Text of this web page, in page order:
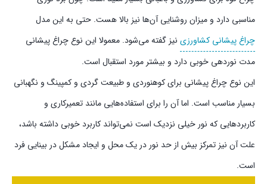
مناسبی دارد و میزان روشنایی آن‌ها نیز بالا هست. حتی به این مدل
چراغ پیشانی کشاورزی نیز گفته می‌شود. معمولا این نوع چراغ پیشانی
مدت نوردهی خوبی دارد و بیشتر مورد استقبال است.
این نوع چراغ پیشانی برای کوهنوردی و طبیعت گردی و کمپینگ و نگهبانی
بسیار مناسب است. اما آن را برای استفاده‌هایی مانند تعمیرکاری و
کاربردهایی که نور خیلی نزدیک است نمی‌تواند کاربرد خوبی داشته باشد،
علت آن نیز تمرکز بیش از حد نور در یک محل و ایجاد مشکل در بینایی فرد
است.